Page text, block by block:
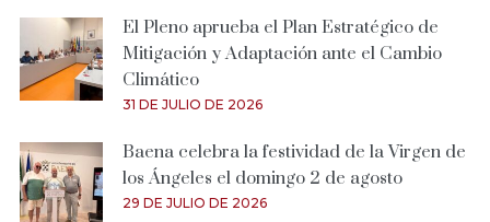
El Pleno aprueba el Plan Estratégico de
Mitigación y Adaptación ante el Cambio
Climático
31 DE JULIO DE 2026
Baena celebra la festividad de la Virgen de
los Ángeles el domingo 2 de agosto
29 DE JULIO DE 2026